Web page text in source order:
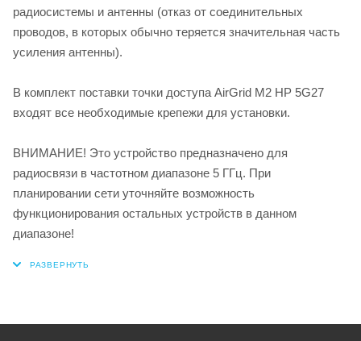
радиосистемы и антенны (отказ от соединительных
проводов, в которых обычно теряется значительная часть
усиления антенны).
В комплект поставки точки доступа AirGrid M2 HP 5G27
входят все необходимые крепежи для установки.
ВНИМАНИЕ! Это устройство предназначено для
радиосвязи в частотном диапазоне 5 ГГц. При
планировании сети уточняйте возможность
функционирования остальных устройств в данном
диапазоне!